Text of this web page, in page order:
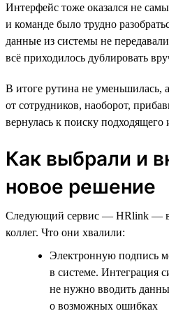
Интерфейс тоже оказался не
и команде было трудно
данные из системы не
всё приходилось дублировать
В итоге рутина не уменьшилась,
от сотрудников, наоборот,
вернулась к поиску подходящего
Как выбрали и
новое решение
Следующий сервис — HRlink —
коллег. Что они хвалили:
Электронную подпись
в системе. Интеграция
не нужно вводить
о возможных ошибках